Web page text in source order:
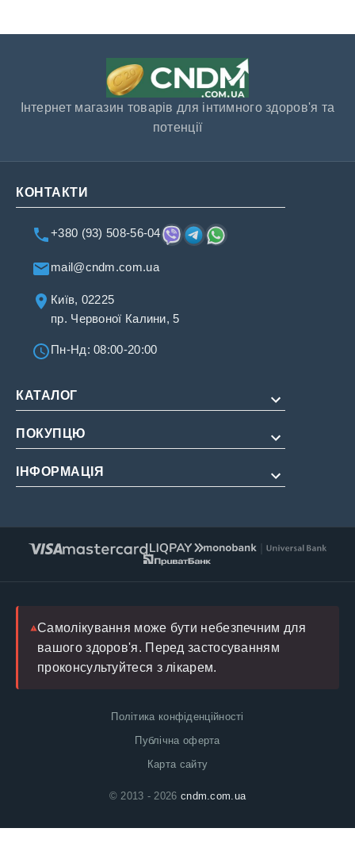
Інтернет магазин товарів для інтимного здоров'я та
потенції
КОНТАКТИ
+380 (93) 508-56-04
mail@cndm.com.ua
Київ, 02225
пр. Червоної Калини, 5
Пн-Нд: 08:00-20:00
КАТАЛОГ
Для потенції
Для подовження
ПОКУПЦЮ
Про нас
ІНФОРМАЦІЯ
Інструкції
Лікар
Самолікування може бути небезпечним для
вашого здоров'я. Перед застосуванням
проконсультуйтеся з лікарем.
Політика конфіденційності
Публічна оферта
Карта сайту
© 2013 - 2026 cndm.com.ua